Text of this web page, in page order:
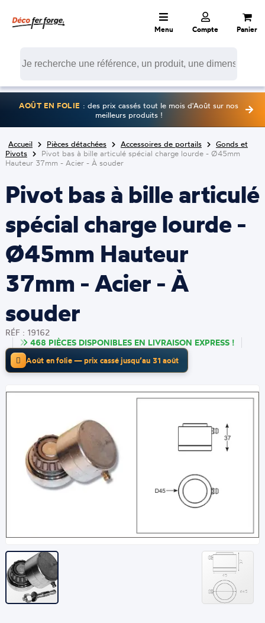
Menu Compte Panier
AOÛT EN FOLIE : des prix cassés tout le mois d'Août sur nos
meilleurs produits !
Accueil Pièces détachées Accessoires de portails
Gonds et
Pivots
Pivot bas à bille articulé spécial charge lourde - Ø45mm
Hauteur 37mm - Acier - À souder
Pivot bas à bille articulé
spécial charge lourde -
Ø45mm Hauteur
37mm - Acier - À
souder
RÉF : 19162
468 PIÈCES DISPONIBLES EN LIVRAISON EXPRESS !
Août en folie — prix cassé jusqu’au 31 août